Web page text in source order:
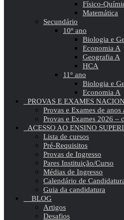
Físico-
Matemática
Secundário
10º ano
Biologia e
Economia A
Geografia A
HCA
11º ano
Biologia e
Economia A
PROVAS E EXAMES
Provas e Exames de
Provas e Exames 2026 –
ACESSO AO ENSINO
Lista de cursos
Pré-Requisitos
Provas de Ingresso
Pares Instituição/Curso
Médias de Ingresso
Calendário de
Guia da candidatura
BLOG
Artigos
Desafios